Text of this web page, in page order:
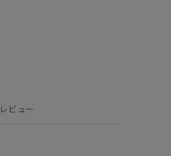
レビュー